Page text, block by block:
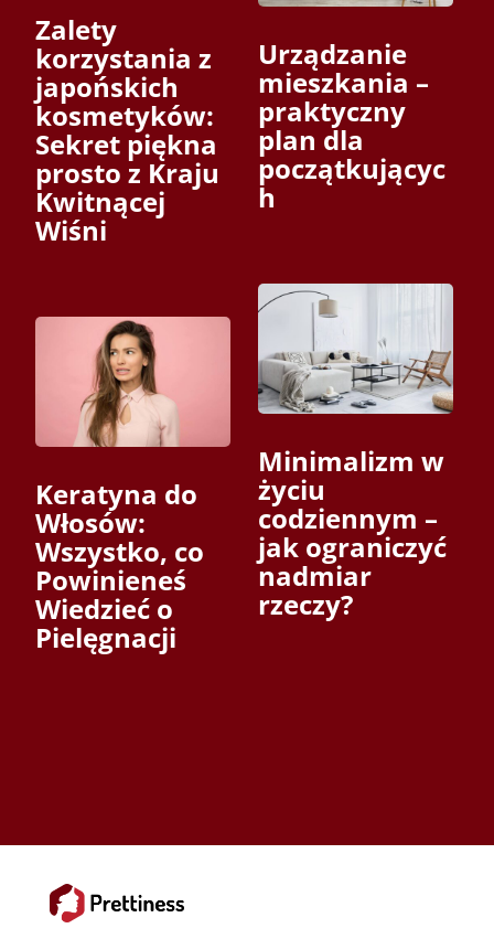
Zalety
korzystania z
japońskich
kosmetyków:
Sekret piękna
prosto z Kraju
Kwitnącej
Wiśni
Keratyna do
Włosów:
Wszystko, co
Powinieneś
Wiedzieć o
Pielęgnacji
Urządzanie
mieszkania –
praktyczny
plan dla
początkującyc
h
Minimalizm w
życiu
codziennym –
jak ograniczyć
nadmiar
rzeczy?